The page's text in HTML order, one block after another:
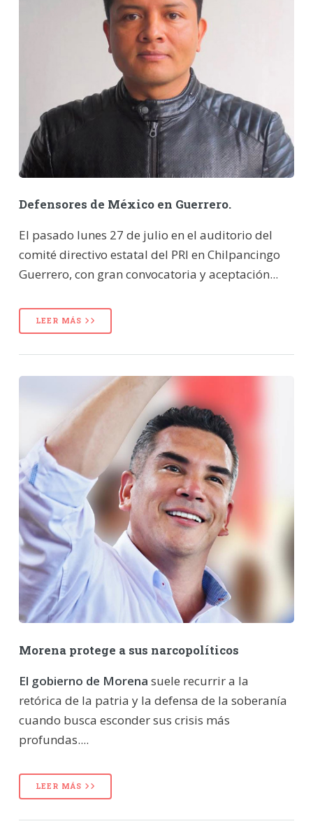
Defensores de México en Guerrero.
El pasado lunes 27 de julio en el auditorio del
comité directivo estatal del PRI en Chilpancingo
Guerrero, con gran convocatoria y aceptación...
LEER MÁS
Morena protege a sus narcopolíticos
El gobierno de Morena suele recurrir a la
retórica de la patria y la defensa de la soberanía
cuando busca esconder sus crisis más
profundas....
LEER MÁS